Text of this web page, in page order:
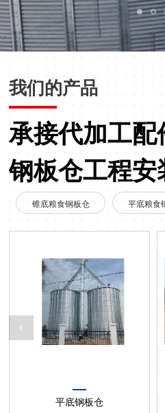
我们的产品
承接代加工配
钢板仓工程
锥底粮食钢板仓 平底粮食
平底钢板仓